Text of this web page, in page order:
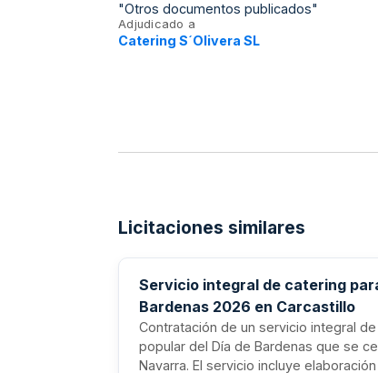
"Otros documentos publicados"
Adjudicado a
Catering S´Olivera SL
Licitaciones similares
Servicio integral de catering
Bardenas 2026 en Carcastillo
Contratación de un servicio integral
popular del Día de Bardenas que se
Navarra. El servicio incluye